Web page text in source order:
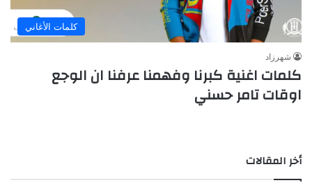
كلمات الأغاني
شهرزاد
كلمات اغنية كبرنا وفهمنا عرفنا ان الوجع
اوقات تامر حسني
أخر المقالات